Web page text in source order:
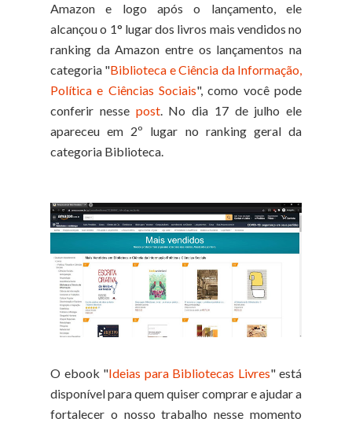
Amazon e logo após o lançamento, ele
alcançou o 1° lugar dos livros mais vendidos no
ranking da Amazon entre os lançamentos na
categoria "Biblioteca e Ciência da Informação,
Política e Ciências Sociais", como você pode
conferir nesse post. No dia 17 de julho ele
apareceu em 2º lugar no ranking geral da
categoria Biblioteca.
O ebook "Ideias para Bibliotecas Livres" está
disponível para quem quiser comprar e ajudar a
fortalecer o nosso trabalho nesse momento